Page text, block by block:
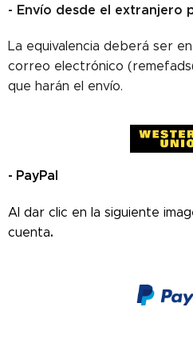
- Envío desde el extranjero
La equivalencia deberá ser
correo electrónico
que harán el envío.
- PayPal
Al dar clic en la siguiente
cuenta.